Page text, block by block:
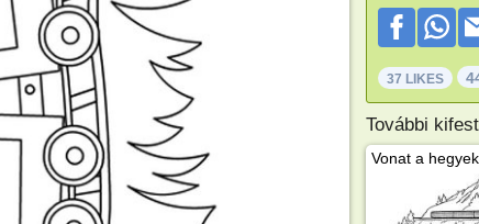
37 LIKES
További
Vonat a